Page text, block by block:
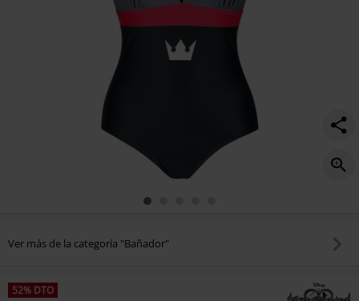
Ver más de la categoría "Bañador"
52% DTO